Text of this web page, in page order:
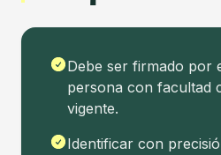
Debe ser firmado por
persona con facultad
vigente.
Identificar con